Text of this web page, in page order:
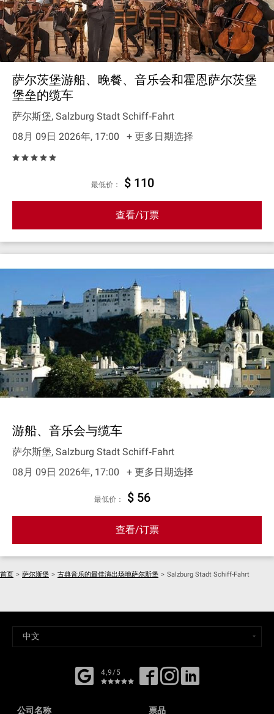
萨尔茨堡游船、晚餐、音乐会和霍恩萨尔茨堡
堡垒的缆车
萨尔斯堡, Salzburg Stadt Schiff‐Fahrt
08月 09日 2026年, 17:00
+ 更多日期选择
最低价： $ 110
查看/订票
游船、音乐会与缆车
萨尔斯堡, Salzburg Stadt Schiff‐Fahrt
08月 09日 2026年, 17:00
+ 更多日期选择
最低价： $ 56
查看/订票
首页 > 萨尔斯堡 > 古典音乐的最佳演出场地萨尔斯堡 > Salzburg Stadt Schiff-Fahrt
4,9/5
公司名称 票品